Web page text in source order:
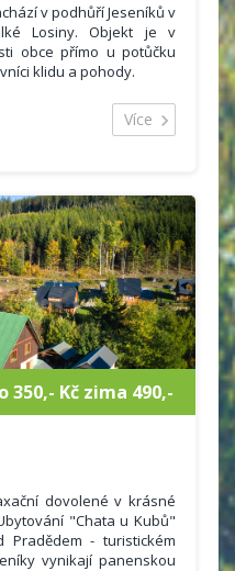
v podhůří Jeseníků v
Losiny. Objekt je v
obce přímo u potůčku
klidu a pohody.
nerušeném prostředí.
Více
350,- Kč zima 490,-
dovolené v krásné
"Chata u Kubů"
- turistickém
vynikají panenskou